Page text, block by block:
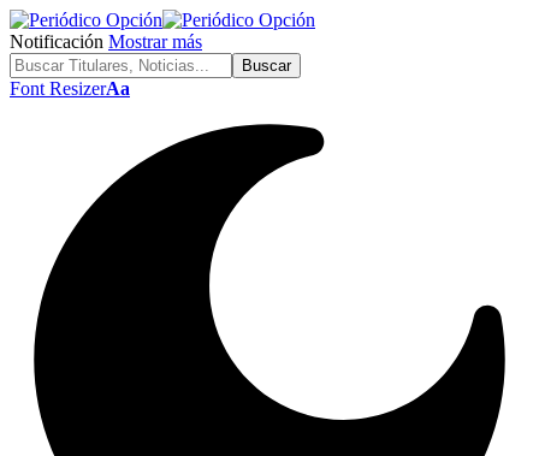
Notificación Mostrar más
Font ResizerAa